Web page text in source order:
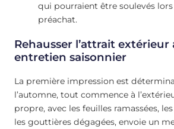
qui pourraient être soulevés
préachat.
Rehausser l’attrait extérieur
entretien saisonnier
La première impression est
l’automne, tout commence à
propre, avec les feuilles ramassées,
les gouttières dégagées, envoie un